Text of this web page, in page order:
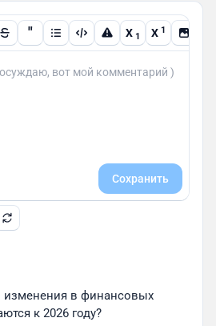
" X 1 X 1
Сохранить
изменения в финансовых
к 2026 году?